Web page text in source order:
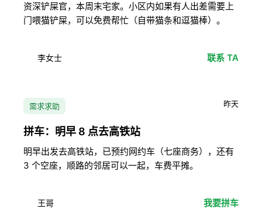
资深铲屎官，本周末宅家。小区内如果有人出差需要上
门喂猫铲屎，可以免费帮忙（自带猫条和逗猫棒）。
李女士 联系 TA
需求求助 昨天
拼车：明早 8 点去高铁站
明早出发去高铁站，已预约网约车（七座商务），还有
3 个空座，顺路的邻居可以一起，车费平摊。
王哥 我要拼车